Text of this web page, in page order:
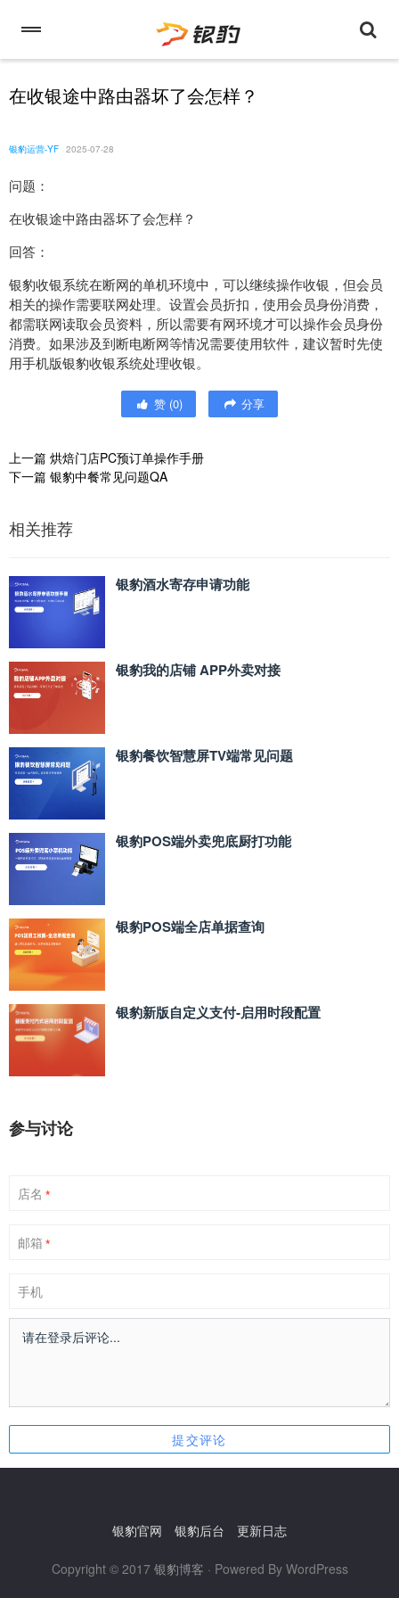
在收银途中路由器坏了会怎样？
银豹运营-YF 2025-07-28
问题：
在收银途中路由器坏了会怎样？
回答：
银豹收银系统在断网的单机环境中，可以继续操作收银，但会员
相关的操作需要联网处理。设置会员折扣，使用会员身份消费，
都需联网读取会员资料，所以需要有网环境才可以操作会员身份
消费。如果涉及到断电断网等情况需要使用软件，建议暂时先使
用手机版银豹收银系统处理收银。
赞 (0) 分享
上一篇 烘焙门店PC预订单操作手册
下一篇 银豹中餐常见问题QA
相关推荐
银豹酒水寄存申请功能
银豹我的店铺 APP外卖对接
银豹餐饮智慧屏TV端常见问题
银豹POS端外卖兜底厨打功能
银豹POS端全店单据查询
银豹新版自定义支付‑启用时段配置
参与讨论
店名 *
邮箱 *
手机
银豹官网 银豹后台 更新日志
Copyright © 2017 银豹博客 · Powered By WordPress